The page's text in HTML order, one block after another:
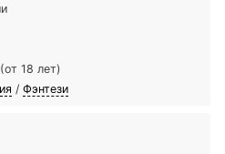
18 лет)
/ Фэнтези